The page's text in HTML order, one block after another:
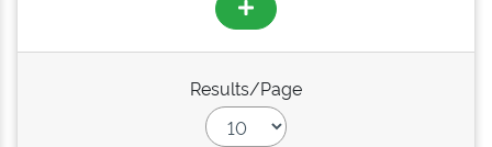
Results/Page